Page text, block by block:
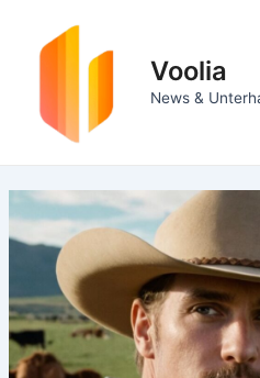
Voolia
News &